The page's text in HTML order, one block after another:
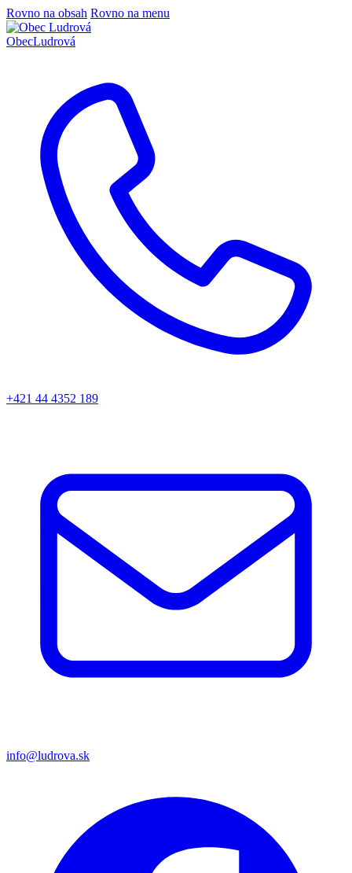
Rovno na obsah Rovno na menu
ObecLudrová
+421 44 4352 189
info@ludrova.sk